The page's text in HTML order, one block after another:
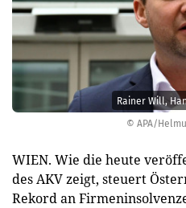
© APA/
Rainer Will,
WIEN. Wie die heute
des AKV zeigt, steuert
Rekord an